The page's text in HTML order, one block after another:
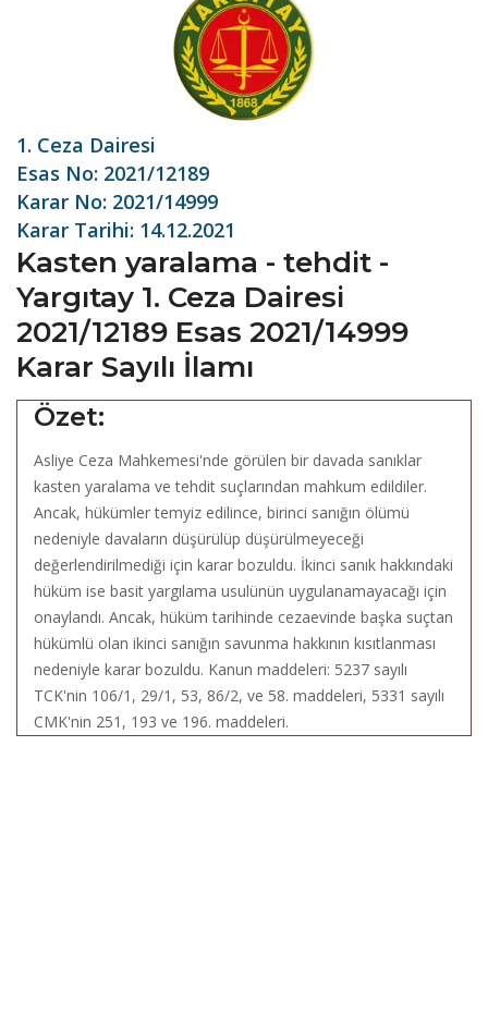
1. Ceza Dairesi
Esas No: 2021/12189
Karar No: 2021/14999
Karar Tarihi: 14.12.2021
Kasten yaralama - tehdit -
Yargıtay 1. Ceza Dairesi
2021/12189 Esas 2021/14999
Karar Sayılı İlamı
Özet:
Asliye Ceza Mahkemesi'nde görülen bir davada sanıklar
kasten yaralama ve tehdit suçlarından mahkum edildiler.
Ancak, hükümler temyiz edilince, birinci sanığın ölümü
nedeniyle davaların düşürülüp düşürülmeyeceği
değerlendirilmediği için karar bozuldu. İkinci sanık hakkındaki
hüküm ise basit yargılama usulünün uygulanamayacağı için
onaylandı. Ancak, hüküm tarihinde cezaevinde başka suçtan
hükümlü olan ikinci sanığın savunma hakkının kısıtlanması
nedeniyle karar bozuldu. Kanun maddeleri: 5237 sayılı
TCK'nin 106/1, 29/1, 53, 86/2, ve 58. maddeleri, 5331 sayılı
CMK'nin 251, 193 ve 196. maddeleri.